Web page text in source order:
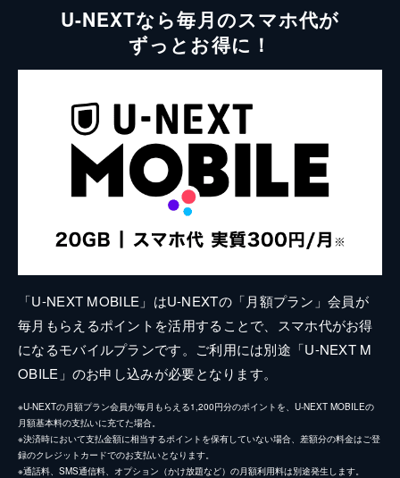
U-NEXTなら毎月のスマホ代が
ずっとお得に！
「U-NEXT MOBILE」はU-NEXTの「月額プラン」会員が
毎月もらえるポイントを活用することで、スマホ代がお得
になるモバイルプランです。ご利用には別途「U-NEXT M
OBILE」のお申し込みが必要となります。
※U-NEXTの月額プラン会員が毎月もらえる1,200円分のポイントを、U-NEXT MOBILEの
月額基本料の支払いに充てた場合。
※決済時において支払金額に相当するポイントを保有していない場合、差額分の料金はご登
録のクレジットカードでのお支払いとなります。
※通話料、SMS通信料、オプション（かけ放題など）の月額利用料は別途発生します。